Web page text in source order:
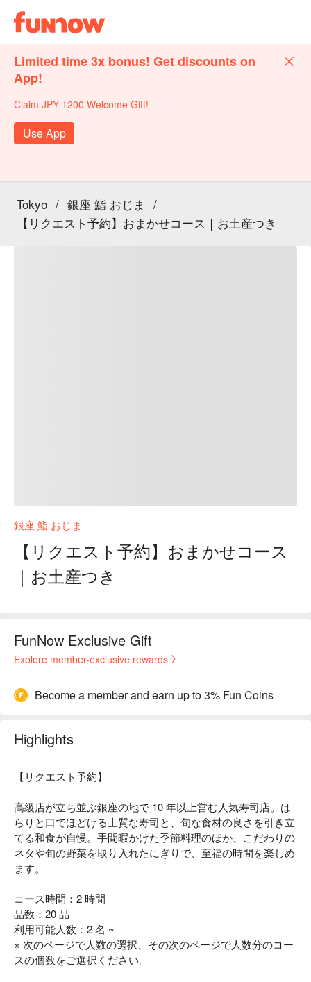
Limited time 3x bonus! Get discounts on
App!
Claim JPY 1200 Welcome Gift!
Use App
Tokyo / 銀座 鮨 おじま
/
【リクエスト予約】おまかせコース｜お土産つき
銀座 鮨 おじま
【リクエスト予約】おまかせコース
｜お土産つき
FunNow Exclusive Gift
Explore member-exclusive rewards
Become a member and earn up to 3% Fun Coins
Highlights
【リクエスト予約】
高級店が立ち並ぶ銀座の地で 10 年以上営む人気寿司店。は
らりと口でほどける上質な寿司と、旬な食材の良さを引き立
てる和食が自慢。手間暇かけた季節料理のほか、こだわりの
ネタや旬の野菜を取り入れたにぎりで、至福の時間を楽しめ
ます。
コース時間：2 時間
品数：20 品
利用可能人数：2 名 ~
※ 次のページで人数の選択、その次のページで人数分のコー
スの個数をご選択ください。